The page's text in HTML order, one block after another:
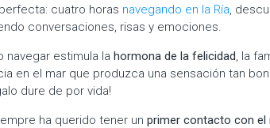
cuatro horas navegando en la Ría,
conversaciones, risas y emociones.
navegar estimula la hormona de la felicidad, la
en el mar que produzca una sensación tan
dure de por vida!
ha querido tener un primer contacto con el